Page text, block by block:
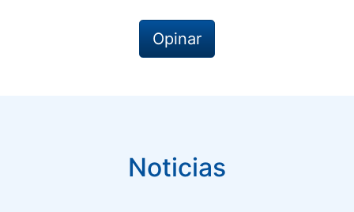
Opinar
Noticias